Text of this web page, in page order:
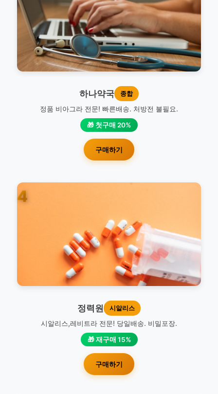
하나약국 종합
정품 비아그라 전문! 빠른배송. 처방전 불필요.
🎁 첫구매 20%
구매하기
4
정력원 시알리스
시알리스,레비트라 전문! 당일배송. 비밀포장.
🎁 재구매 15%
구매하기